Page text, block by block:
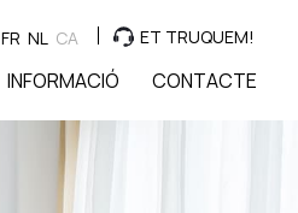
FR NL CA ET TRUQUEM!
INFORMACIÓ CONTACTE